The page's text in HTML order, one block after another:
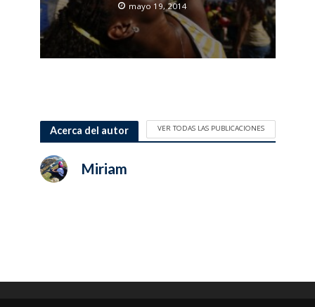
mayo 19, 2014
Acerca del autor VER TODAS LAS PUBLICACIONES
Miriam